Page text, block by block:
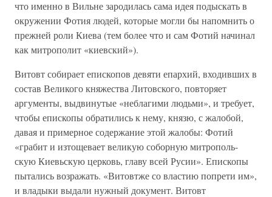
что именно в Вильне зародилась сама идея подыскать в
окружении Фотия людей, которые могли бы напомнить о
прежней роли Киева (тем более что и сам Фотий начинал
как митрополит «киевский»).
Витовт собирает епископов девяти епархий, входивших в
состав Великого княжества Литовского, повторяет
аргументы, выдвинутые «неблагими людьми», и требует,
чтобы епископы обратились к нему, князю, с жалобой,
давая и примерное содержание этой жалобы: Фотий
«грабит и изтощевает великую соборную митрополь-
скую Киевьскую церковь, главу всей Русии». Епископы
пытались возражать. «Витовтже со властию попрети им»,
и владыки выдали нужный документ. Витовт